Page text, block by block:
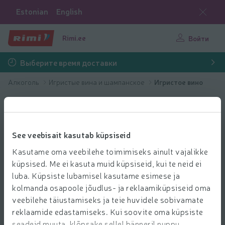
See veebisait kasutab küpsiseid
Kasutame oma veebilehe toimimiseks ainult vajalikke
küpsised. Me ei kasuta muid küpsiseid, kui te neid ei
luba. Küpsiste lubamisel kasutame esimese ja
kolmanda osapoole jõudlus- ja reklaamiküpsiseid oma
veebilehe täiustamiseks ja teie huvidele sobivamate
reklaamide edastamiseks. Kui soovite oma küpsiste
Estonian English
Rimi.ee Войти
Выберите время доставки
Алкоголь Игристые вина и шампанское Игристое вино